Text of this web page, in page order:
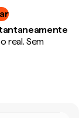
real. Sem